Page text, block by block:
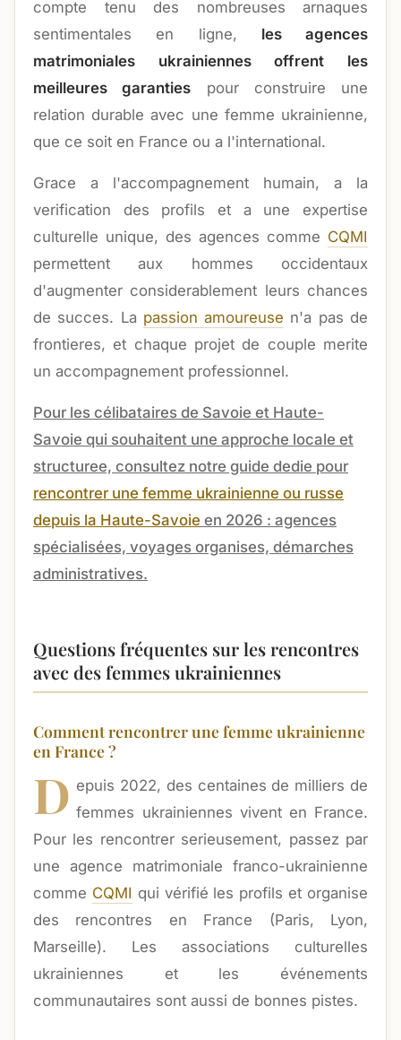
compte tenu des nombreuses arnaques
sentimentales en ligne, les agences
matrimoniales ukrainiennes offrent les
meilleures garanties pour construire une
relation durable avec une femme ukrainienne,
que ce soit en France ou a l'international.
Grace a l'accompagnement humain, a la
verification des profils et a une expertise
culturelle unique, des agences comme CQMI
permettent aux hommes occidentaux
d'augmenter considerablement leurs chances
de succes. La passion amoureuse n'a pas de
frontieres, et chaque projet de couple merite
un accompagnement professionnel.
Pour les célibataires de Savoie et Haute-
Savoie qui souhaitent une approche locale et
structuree, consultez notre guide dedie pour
rencontrer une femme ukrainienne ou russe
depuis la Haute-Savoie en 2026 : agences
spécialisées, voyages organises, démarches
administratives.
Questions fréquentes sur les rencontres
avec des femmes ukrainiennes
Comment rencontrer une femme ukrainienne
en France ?
D epuis 2022, des centaines de milliers de
femmes ukrainiennes vivent en France.
Pour les rencontrer serieusement, passez par
une agence matrimoniale franco-ukrainienne
comme CQMI qui vérifié les profils et organise
des rencontres en France (Paris, Lyon,
Marseille). Les associations culturelles
ukrainiennes et les événements
communautaires sont aussi de bonnes pistes.